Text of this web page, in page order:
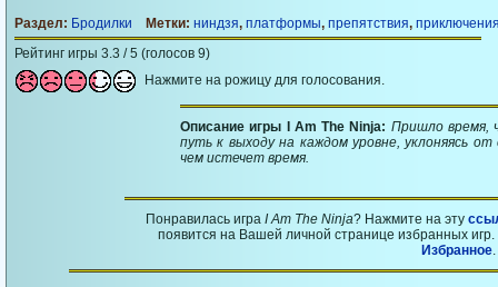
Раздел: Бродилки Метки: ниндзя, платформы, препятствия,
Рейтинг игры 3.3 / 5 (голосов 9)
Нажмите на рожицу для голосования.
Описание игры I Am The Ninja: Пришло время,
путь к выходу на каждом уровне, уклоняясь
чем истечет время.
Понравилась игра I Am The Ninja? Нажмите на эту
появится на Вашей личной странице избранных
Избранное.